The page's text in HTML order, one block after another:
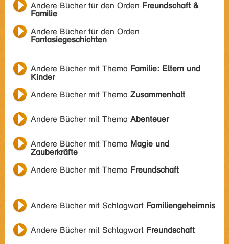
Andere Bücher für den Orden Freundschaft &
Familie
Andere Bücher für den Orden
Fantasiegeschichten
Andere Bücher mit Thema Familie: Eltern und
Kinder
Andere Bücher mit Thema Zusammenhalt
Andere Bücher mit Thema Abenteuer
Andere Bücher mit Thema Magie und
Zauberkräfte
Andere Bücher mit Thema Freundschaft
Andere Bücher mit Schlagwort Familiengeheimnis
Andere Bücher mit Schlagwort Freundschaft